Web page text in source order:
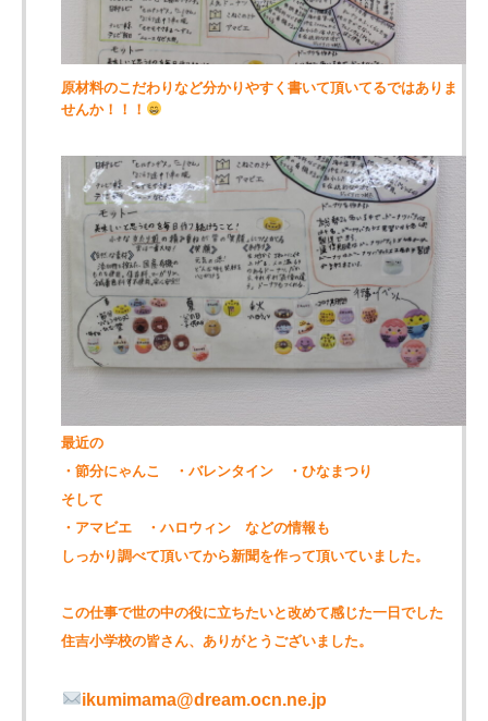
原材料のこだわりなど分かりやすく書いて頂いてるではありま
せんか！！！
最近の
・節分にゃんこ ・バレンタイン ・ひなまつり
そして
・アマビエ ・ハロウィン などの情報も
しっかり調べて頂いてから新聞を作って頂いていました。
この仕事で世の中の役に立ちたいと改めて感じた一日でした
住吉小学校の皆さん、ありがとうございました。
ikumimama@dream.ocn.ne.jp